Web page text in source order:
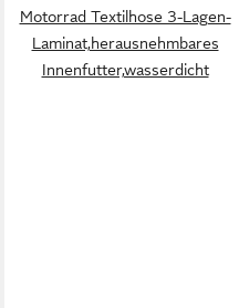
Motorrad Textilhose 3-Lagen-
Laminat,herausnehmbares
Innenfutter,wasserdicht